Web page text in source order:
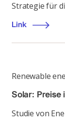
Strategie für
Link
Renewable
Solar: Preise
Studie von